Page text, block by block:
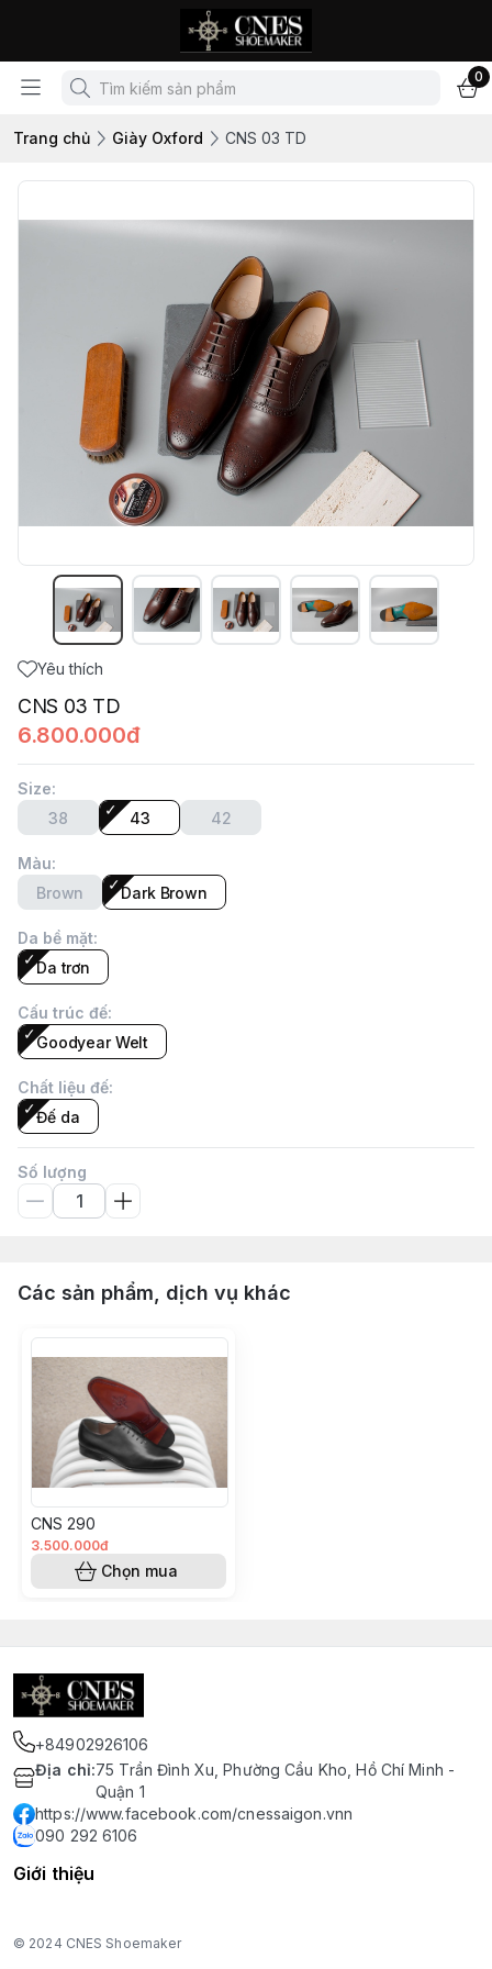
0
Trang chủ Giày Oxford CNS 03 TD
Yêu thích
CNS 03 TD
6.800.000đ
Size:
38
43 42
Màu:
Brown
Dark Brown
Da bề mặt:
Da trơn
Cấu trúc đế:
Goodyear Welt
Chất liệu đế:
Đế da
Số lượng
Các sản phẩm, dịch vụ khác
CNS 290
3.500.000đ
Chọn mua
+84902926106
Địa chỉ:75 Trần Đình Xu, Phường Cầu Kho, Hồ Chí Minh -
Quận 1
https://www.facebook.com/cnessaigon.vnn
090 292 6106
Giới thiệu
© 2024 CNES Shoemaker